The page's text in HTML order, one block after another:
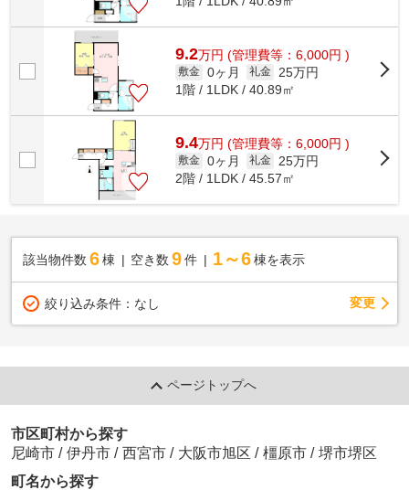
9.2万円 (管理費等：6,000円 )
敷金 0ヶ月 礼金
25万円
1階 / 1LDK / 40.89㎡
9.4万円 (管理費等：6,000円 )
敷金 0ヶ月 礼金
25万円
2階 / 1LDK / 45.57㎡
該当物件数 6棟 空き数 9 件 1～6 棟を表示
絞り込み条件： なし 変更
ページトップへ
市区町村から探す
尼崎市 / 伊丹市 / 西宮市 / 大阪市旭区 / 橿原市 / 堺市堺区
町名から探す